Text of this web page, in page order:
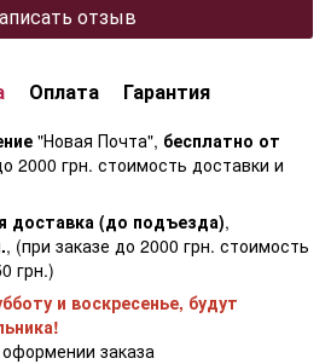
отзыв
Оплата Гарантия
"Новая Почта", бесплатно от
2000 грн. стоимость доставки и
доставка (до подъезда),
, (при заказе до 2000 грн. стоимость
грн.)
и воскресенье, будут
заказа